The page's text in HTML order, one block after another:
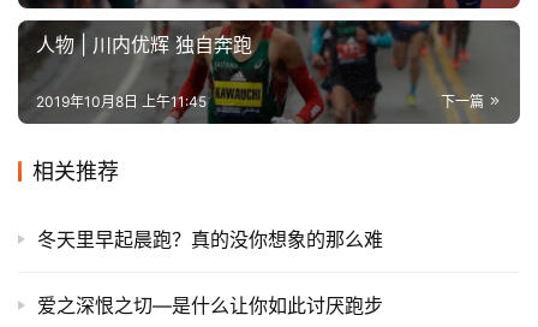
人物 | 川内优辉 独自奔跑
下一篇
2019年10月8日 上午11:45
相关推荐
冬天里早起晨跑？真的没你想象的那么难
爱之深恨之切—是什么让你如此讨厌跑步